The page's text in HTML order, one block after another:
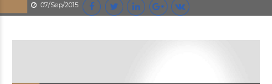
07/Sep/2015